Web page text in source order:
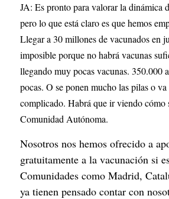
JA: Es pronto para valorar la dinámica
pero lo que está claro es que hemos
Llegar a 30 millones de vacunados en
imposible porque no habrá vacunas
llegando muy pocas vacunas. 350.000
pocas. O se ponen mucho las pilas o
complicado. Habrá que ir viendo cómo
Comunidad Autónoma.
Nosotros nos hemos ofrecido a
gratuitamente a la vacunación si
Comunidades como Madrid,
ya tienen pensado contar con